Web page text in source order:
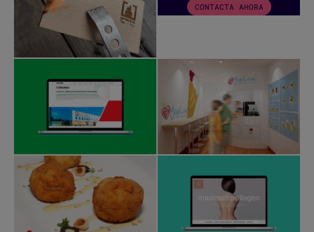
CONTACTA AHORA